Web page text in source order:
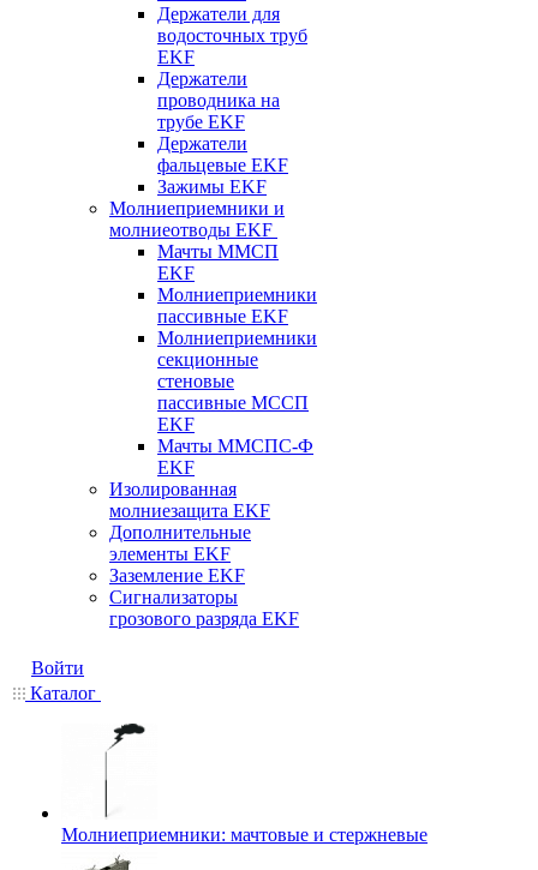
Держатели для
водосточных труб
EKF
Держатели
проводника на
трубе EKF
Держатели
фальцевые EKF
Зажимы EKF
Молниеприемники и
молниеотводы EKF
Мачты ММСП
EKF
Молниеприемники
пассивные EKF
Молниеприемники
секционные
стеновые
пассивные МССП
EKF
Мачты ММСПС-Ф
EKF
Изолированная
молниезащита EKF
Дополнительные
элементы EKF
Заземление EKF
Сигнализаторы
грозового разряда EKF
Войти
Каталог
Молниеприемники: мачтовые и стержневые